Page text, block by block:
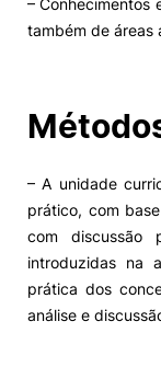
Alumni
Eventos
– Conhecimentos
também de áreas
– A unidade
prático, com
com discussão
introduzidas na
prática dos
análise e